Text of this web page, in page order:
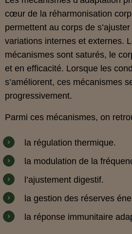
cœur de la réharmonisation
permettent au corps de
variations internes et externes.
mécanismes sont saturés, le
et en efficacité. Lorsque les
s’améliorent, ces mécanismes
progressivement.
Parmi ces mécanismes, on
la régulation thermique.
la modulation de la
l’ajustement digestif.
la gestion des réserves
la réponse immunitaire